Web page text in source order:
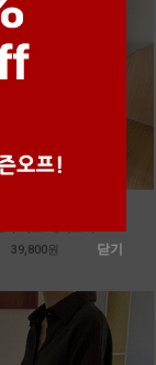
39,800원
닫기